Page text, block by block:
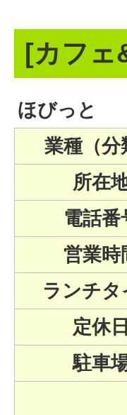
[カフェ
ほびっと
業種（分
所在
電話番
営業時
ランチタ
定休日
駐車